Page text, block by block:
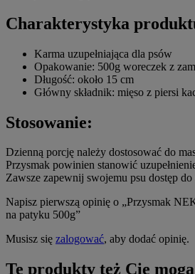
Charakterystyka
Karma uzupełniająca dla psów
Opakowanie: 500g woreczek z
Długość: około 15 cm
Główny składnik: mięso z piersi
Stosowanie:
Dzienną porcję należy dostosować do
Przysmak powinien stanowić
Zawsze zapewnij swojemu psu dostęp
Napisz pierwszą opinię o „Przysmak
na patyku 500g”
Musisz się zalogować, aby dodać opinię.
Te produkty też Cię